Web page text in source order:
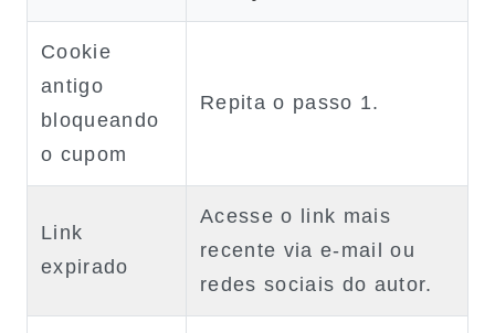
Cookie
antigo
bloqueando
o cupom
Repita o passo 1.
Link
expirado
Acesse o link mais
recente via e‑mail ou
redes sociais do autor.